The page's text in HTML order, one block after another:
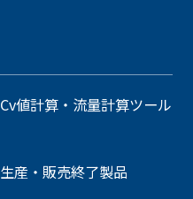
Cv値計算・流量計算ツール
生産・販売終了製品